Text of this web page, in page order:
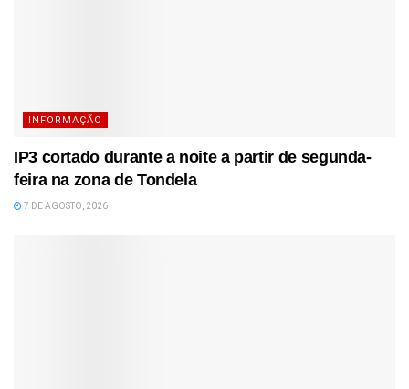
INFORMAÇÃO
IP3 cortado durante a noite a partir de segunda-
feira na zona de Tondela
7 DE AGOSTO, 2026